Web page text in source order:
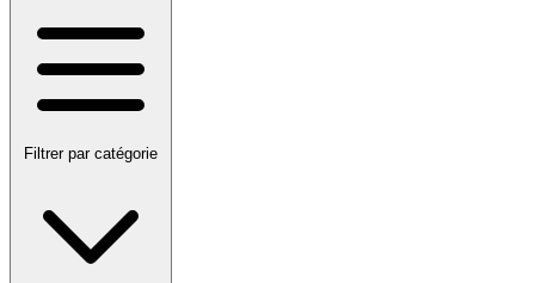
Filtrer par catégorie